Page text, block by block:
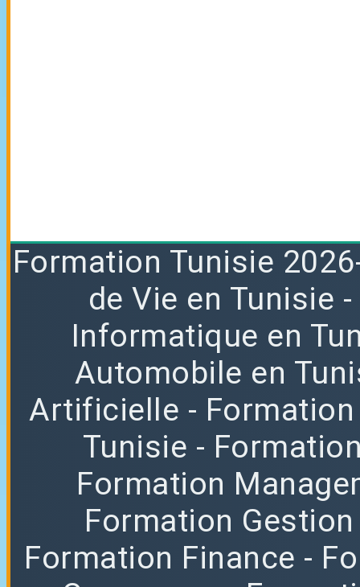
Formation Tunisie
de Vie en Tunisie -
Informatique en
Automobile en
Artificielle -
Tunisie -
Formation
Formation Gestion
Formation Finance -